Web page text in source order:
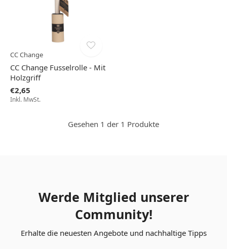
CC Change
CC Change Fusselrolle - Mit
Holzgriff
€2,65
Inkl. MwSt.
Gesehen 1 der 1 Produkte
Werde Mitglied unserer
Community!
Erhalte die neuesten Angebote und nachhaltige Tipps